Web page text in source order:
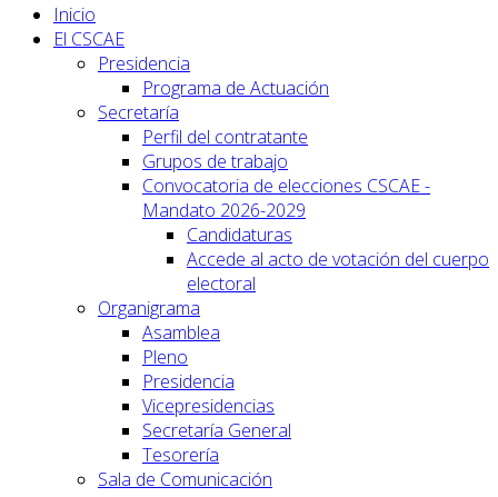
Inicio
El CSCAE
Presidencia
Programa de Actuación
Secretaría
Perfil del contratante
Grupos de trabajo
Convocatoria de elecciones CSCAE -
Mandato 2026-2029
Candidaturas
Accede al acto de votación del cuerpo
electoral
Organigrama
Asamblea
Pleno
Presidencia
Vicepresidencias
Secretaría General
Tesorería
Sala de Comunicación